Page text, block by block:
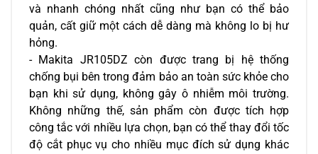
và nhanh chóng nhất cũng như bạn có thể bảo
quản, cất giữ một cách dễ dàng mà không lo bị hư
hỏng.
- Makita JR105DZ còn được trang bị hệ thống
chống bụi bên trong đảm bảo an toàn sức khỏe cho
bạn khi sử dụng, không gây ô nhiễm môi trường.
Không những thế, sản phẩm còn được tích hợp
công tắc với nhiều lựa chọn, bạn có thể thay đổi tốc
độ cắt phục vụ cho nhiều mục đích sử dụng khác